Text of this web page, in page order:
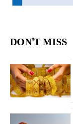
DON'T MISS